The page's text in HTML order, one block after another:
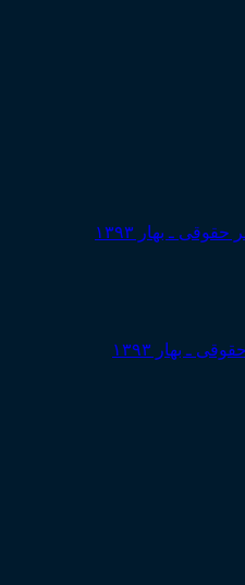
ـ بهار ۱۳۹۳